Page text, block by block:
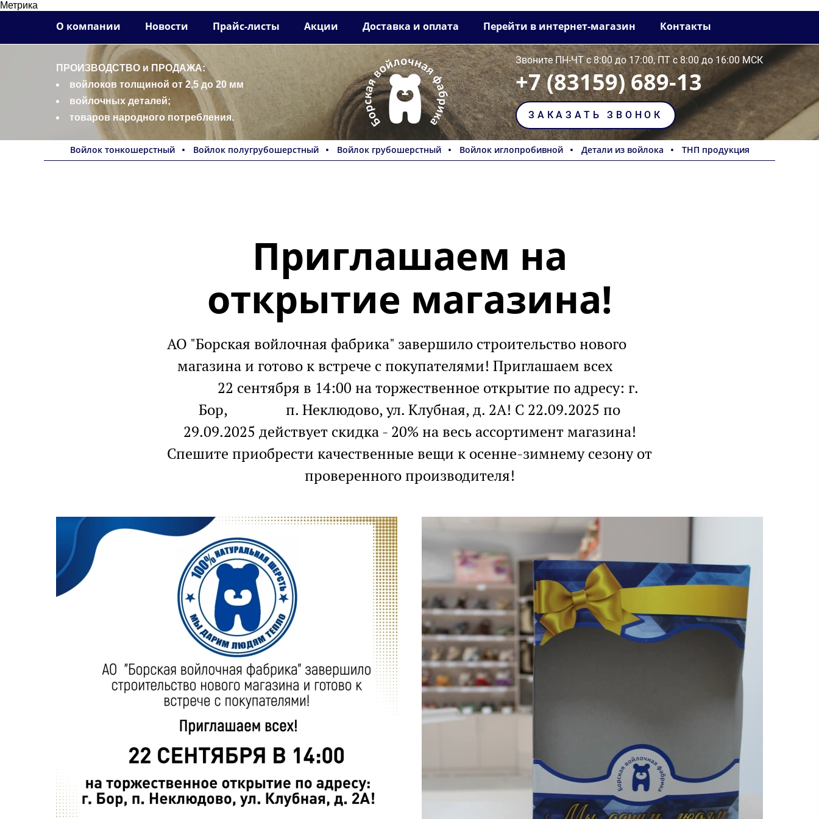
Метрика
О компании Новости Прайс-листы Акции Доставка и оплата Перейти в интернет-магазин Контакты
ПРОИЗВОДСТВО и ПРОДАЖА:
войлоков толщиной от 2,5 до 20 мм
войлочных деталей;
товаров народного потребления.
Звоните ПН-ЧТ с 8:00 до 17:00, ПТ с 8:00 до 16:00 МСК
+7 (83159) 689-13
ЗАКАЗАТЬ ЗВОНОК
Войлок тонкошерстный Войлок полугрубошерстный Войлок грубошерстный Войлок иглопробивной Детали из войлока ТНП продукция
Приглашаем на
открытие магазина!
АО "Борская войлочная фабрика" завершило строительство нового
магазина и готово к встрече с покупателями! Приглашаем всех
22 сентября в 14:00 на торжественное открытие по адресу: г.
Бор, п. Неклюдово, ул. Клубная, д. 2А! С 22.09.2025 по
29.09.2025 действует скидка - 20% на весь ассортимент магазина!
Спешите приобрести качественные вещи к осенне-зимнему сезону от
проверенного производителя!